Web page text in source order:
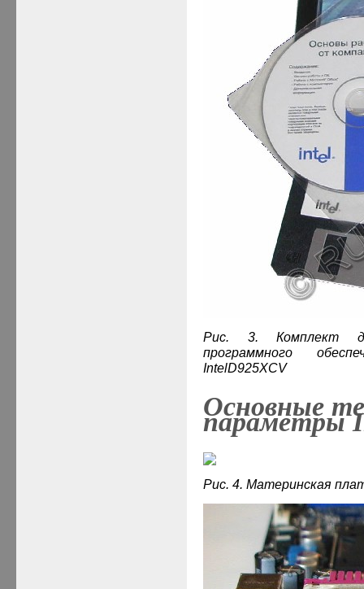
Рис. 3. Комплект
программного
IntelD925XCV
Основные
параметры
Рис. 4. Материнская